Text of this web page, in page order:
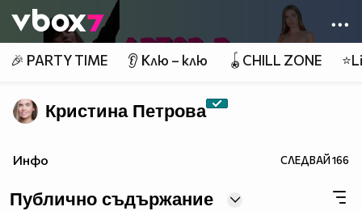
👾
🎉 PARTY TIME 👂 Клю – клю 🪀CHILL ZONE
Кристина Петрова
Инфо СЛЕДВАЙ166
Публично съдържание